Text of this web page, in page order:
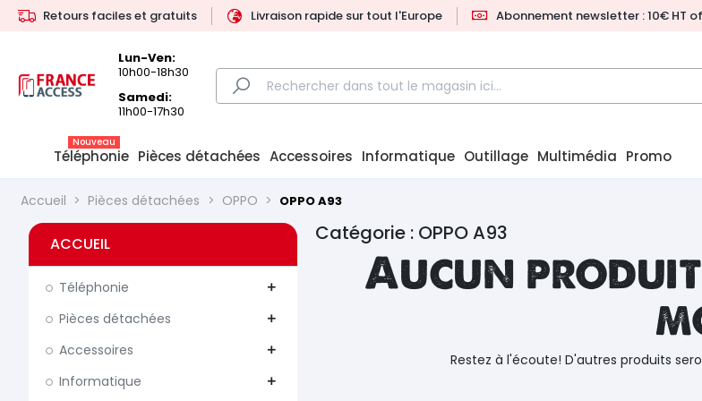
Retours faciles et gratuits Livraison rapide sur tout l'Europe Abonnement newsletter : 10€ HT
Lun-Ven:
10h00-18h30
Samedi:
11h00-17h30
Téléphonie
Nouveau
Pièces détachées Accessoires Informatique Outillage Multimédia Promo
Accueil Pièces détachées OPPO OPPO A93
ACCUEIL
Téléphonie add
Pièces détachées add
Accessoires add
Informatique add
Catégorie : OPPO A93
Aucun
Restez à l'écoute! D'autres produits